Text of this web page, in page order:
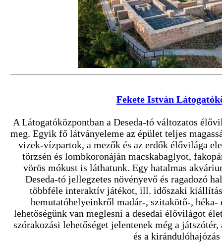
Fekete István
A Látogatóközpontban a Deseda-tó változatos
meg. Egyik fő látványeleme az épület teljes
vizek-vízpartok, a mezők és az erdők élővilága
törzsén és lombkoronáján macskabaglyot,
vörös mókust is láthatunk. Egy hatalmas
Deseda-tó jellegzetes növényevő és ragadozó
többféle interaktív játékot, ill. időszaki
bemutatóhelyeinkről madár-, szitakötő-,
lehetőségünk van meglesni a desedai élővilágot
szórakozási lehetőséget jelentenek még a
és a